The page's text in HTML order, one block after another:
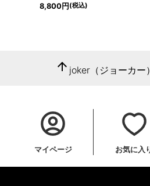
8,800円 (税込)
arrow_upward joker（ジョーカー
マイページ お気に入